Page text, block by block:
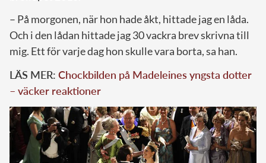
– På morgonen, när hon hade åkt, hittade jag en låda.
Och i den lådan hittade jag 30 vackra brev skrivna till
mig. Ett för varje dag hon skulle vara borta, sa han.
LÄS MER: Chockbilden på Madeleines yngsta dotter
– väcker reaktioner